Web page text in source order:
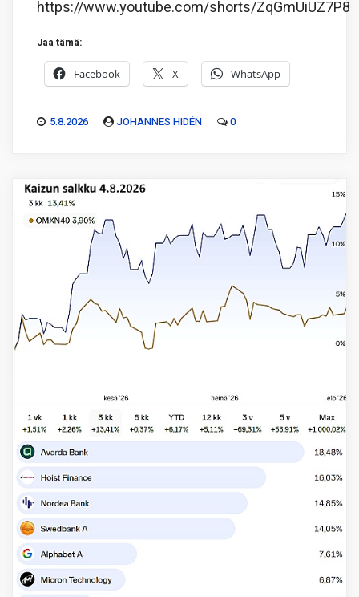
https://www.youtube.com/shorts/ZqGmUiUZ7P8
Jaa tämä:
Facebook X WhatsApp
5.8.2026 JOHANNES HIDÉN 0